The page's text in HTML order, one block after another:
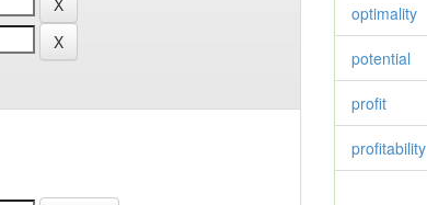
optimality
potential
profit
profitability